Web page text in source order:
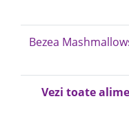
Bezea
Vezi toate